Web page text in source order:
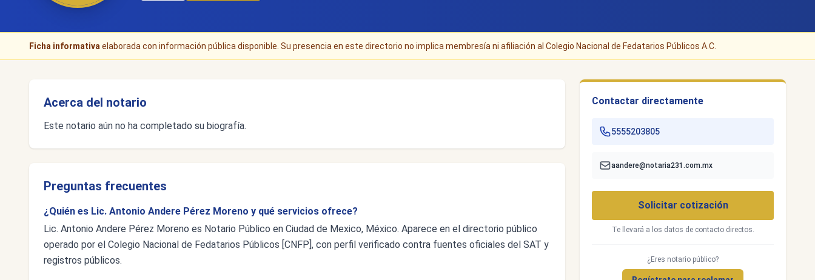
Ficha informativa elaborada con información pública disponible. Su presencia en este directorio no implica membresía ni afiliación al Colegio Nacional de Fedatarios Públicos A.C.
Acerca del notario
Este notario aún no ha completado su biografía.
Preguntas frecuentes
¿Quién es Lic. Antonio Andere Pérez Moreno y qué servicios ofrece?
Lic. Antonio Andere Pérez Moreno es Notario Público en Ciudad de Mexico, México. Aparece en el directorio público
operado por el Colegio Nacional de Fedatarios Públicos [CNFP], con perfil verificado contra fuentes oficiales del SAT y
registros públicos.
Contactar directamente
5555203805
aandere@notaria231.com.mx
Solicitar cotización
Te llevará a los datos de contacto directos.
¿Eres notario público?